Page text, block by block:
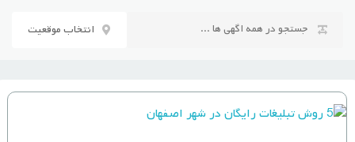
انتخاب موقعیت